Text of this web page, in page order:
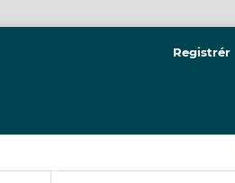
Registrér